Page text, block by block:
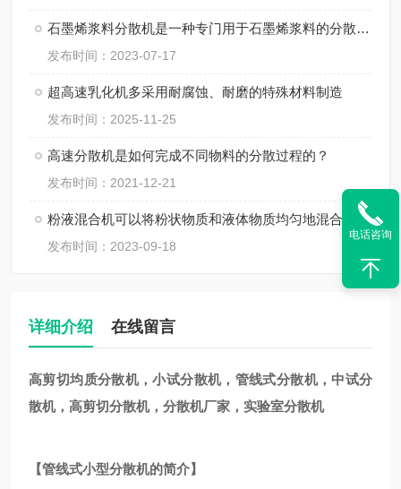
石墨烯浆料分散机是一种专门用于石墨烯浆料的分散和均匀化处理的设备
发布时间：2023-07-17
超高速乳化机多采用耐腐蚀、耐磨的特殊材料制造
发布时间：2025-11-25
高速分散机是如何完成不同物料的分散过程的？
发布时间：2021-12-21
粉液混合机可以将粉状物质和液体物质均匀地混合在一起
发布时间：2023-09-18
详细介绍 在线留言
高剪切均质分散机，小试分散机，管线式分散机，中试分
散机，高剪切分散机，分散机厂家，实验室分散机
【管线式小型分散机的简介】
电话咨询